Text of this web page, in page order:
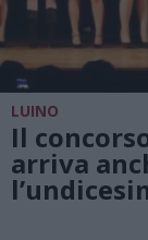
LUINO
Il
arriva